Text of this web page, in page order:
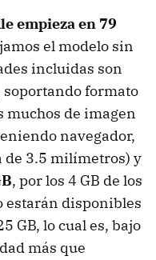
empieza en 79
el modelo sin
incluidas son
formato
muchos de imagen
navegador,
de 3.5 milímetros) y
, por los 4 GB de los
estarán disponibles
GB, lo cual es, bajo
más que